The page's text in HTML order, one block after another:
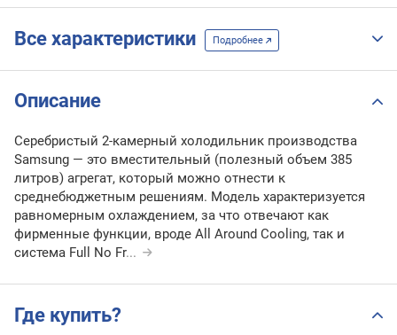
Все характеристики Подробнее
Описание
Серебристый 2-камерный холодильник производства
Samsung — это вместительный (полезный объем 385
литров) агрегат, который можно отнести к
среднебюджетным решениям. Модель характеризуется
равномерным охлаждением, за что отвечают как
фирменные функции, вроде All Around Cooling, так и
система Full No Fr...
Где купить?